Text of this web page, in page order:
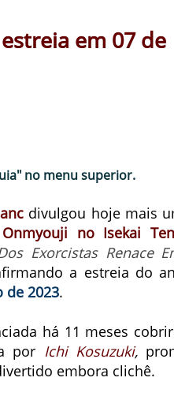
em 07 de
no menu superior.
divulgou hoje mais
no Isekai
Exorcistas Renace
a estreia do
de 2023.
há 11 meses
por Ichi Kosuzuki,
embora clichê.